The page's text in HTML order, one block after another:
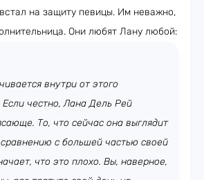
на защиту певицы. Им неважно,
Они любят Лану любой:
внутри от этого
честно, Лана Дель Рей
То, что сейчас она выглядит
с большей частью своей
что это плохо. Вы, наверное,